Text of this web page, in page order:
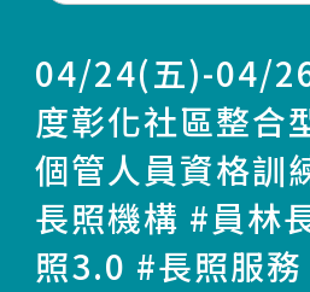
04/24(五)-04/
度彰化社區整合
個管人員資格訓
長照機構 #員林
照3.0 #長照服務